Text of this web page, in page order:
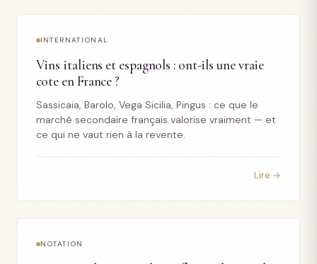
INTERNATIONAL
Vins italiens et espagnols : ont-ils une vraie
cote en France ?
Sassicaia, Barolo, Vega Sicilia, Pingus : ce que le
marché secondaire français valorise vraiment — et
ce qui ne vaut rien à la revente.
Lire →
NOTATION